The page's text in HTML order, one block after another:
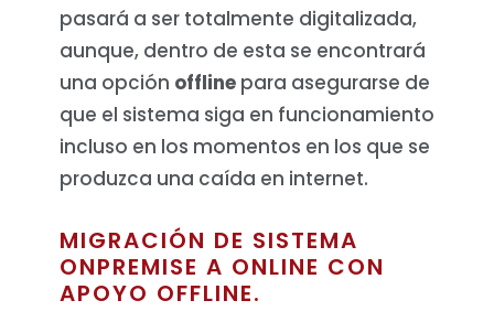
pasará a ser totalmente digitalizada,
aunque, dentro de esta se encontrará
una opción offlinepara asegurarse de
que el sistema siga en funcionamiento
incluso en los momentos en los que se
produzca una caída en internet.
MIGRACIÓN DE SISTEMA
ONPREMISE A ONLINE CON
APOYO OFFLINE.